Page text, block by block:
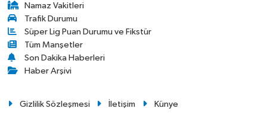
Namaz Vakitleri
Trafik Durumu
Süper Lig Puan Durumu ve Fikstür
Tüm Manşetler
Son Dakika Haberleri
Haber Arşivi
Gizlilik Sözleşmesi İletişim Künye